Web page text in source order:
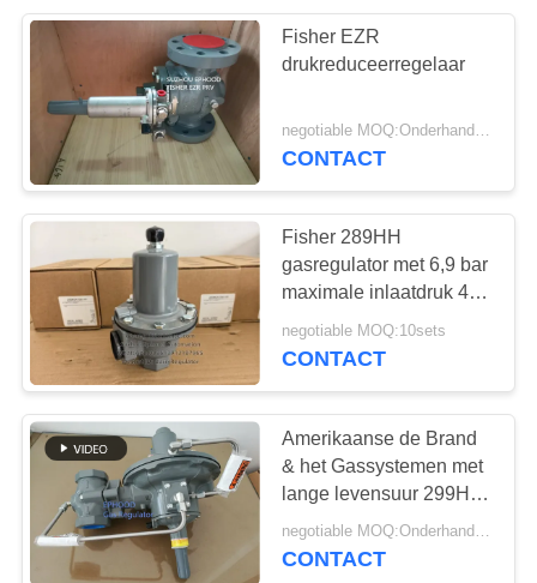
VRAAG
EEN
OFFERTE
SITEMAP
PRIVACYBELEID
DSC-Stoomval
Roestvrij
staalKogelklep
Fisher EZR
drukreduceerregelaar
CONTACT
Fisher 289HH
gasregulator met 6,9 bar
maximale inlaatdruk 45-
75 psi veerbereik en
nitrildiafragma
negotiable MOQ:10sets
CONTACT
Amerikaanse de Brand
& het Gassystemen met
lange levensuur 299H
van Fisher Gas Pressure
Regulator For
negotiable MOQ:Onderhandeling
CONTACT